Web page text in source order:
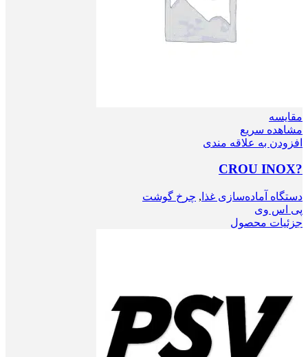
مقایسه
مشاهده سریع
افزودن به علاقه مندی
?CROU INOX
دستگاه آماده‌سازی غذا , چرخ گوشت
پی اس وی
جزئیات محصول